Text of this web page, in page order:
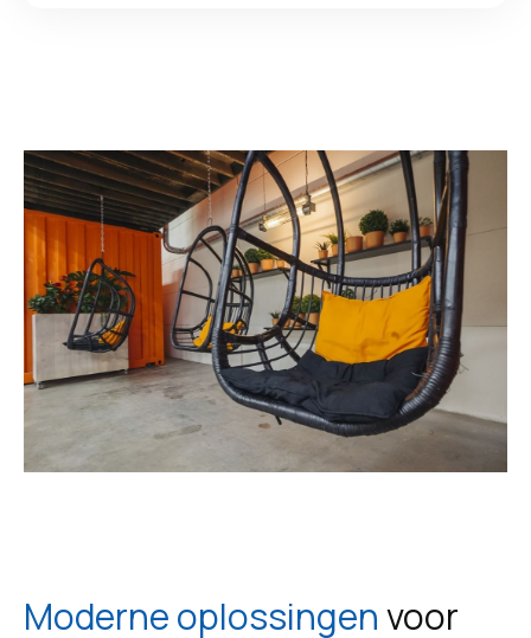
Moderne oplossingenvoor